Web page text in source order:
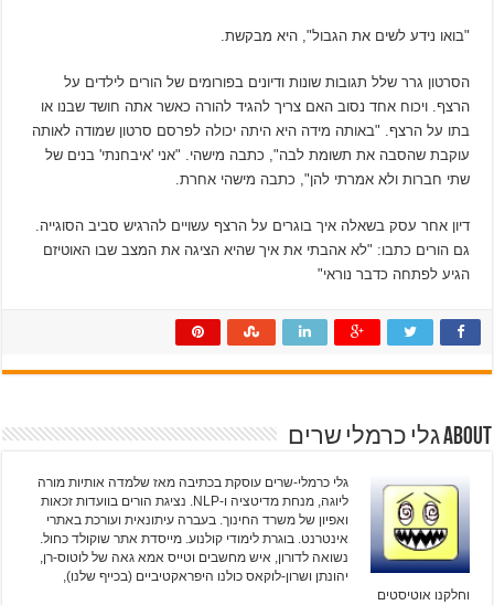
"בואו נידע לשים את הגבול", היא מבקשת.
הסרטון גרר שלל תגובות שונות ודיונים בפורומים של הורים לילדים על
הרצף. ויכוח אחד נסוב האם צריך להגיד להורה כאשר אתה חושד שבנו או
בתו על הרצף. "באותה מידה היא היתה יכולה לפרסם סרטון שמודה לאותה
עוקבת שהסבה את תשומת לבה", כתבה מישהי. "אני 'איבחנתי' בנים של
שתי חברות ולא אמרתי להן", כתבה מישהי אחרת.
דיון אחר עסק בשאלה איך בוגרים על הרצף עשויים להרגיש סביב הסוגייה.
גם הורים כתבו: "לא אהבתי את איך שהיא הציגה את המצב שבו האוטיזם
הגיע לפתחה כדבר נוראי"
About גלי כרמלי שרים
גלי כרמלי-שרים עוסקת בכתיבה מאז שלמדה אותיות מורה
ליוגה, מנחת מדיטציה ו-NLP. נציגת הורים בוועדות זכאות
ואפיון של משרד החינוך. בעברה עיתונאית ועורכת באתרי
אינטרנט. בוגרת לימודי קולנוע. מייסדת אתר שוקולד כחול.
נשואה לדורון, איש מחשבים וטייס אמא גאה של לוטוס-רן,
יהונתן ושרון-לוקאס כולנו היפראקטיביים (בכייף שלנו),
וחלקנו אוטיסטים